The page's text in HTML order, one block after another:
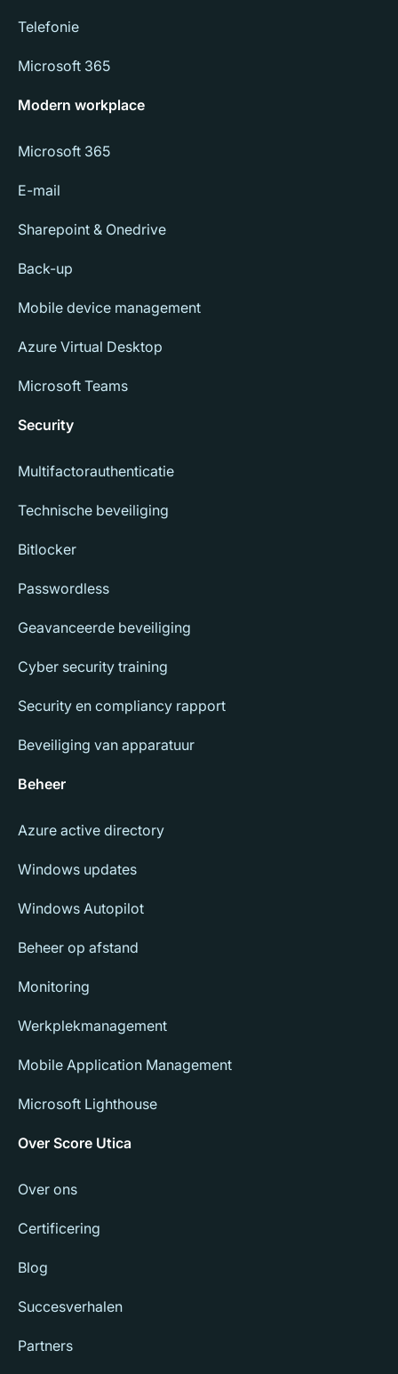
Telefonie
Microsoft 365
Modern workplace
Microsoft 365
E-mail
Sharepoint & Onedrive
Back-up
Mobile device management
Azure Virtual Desktop
Microsoft Teams
Security
Multifactorauthenticatie
Technische beveiliging
Bitlocker
Passwordless
Geavanceerde beveiliging
Cyber security training
Security en compliancy rapport
Beveiliging van apparatuur
Beheer
Azure active directory
Windows updates
Windows Autopilot
Beheer op afstand
Monitoring
Werkplekmanagement
Mobile Application Management
Microsoft Lighthouse
Over Score Utica
Over ons
Certificering
Blog
Succesverhalen
Partners